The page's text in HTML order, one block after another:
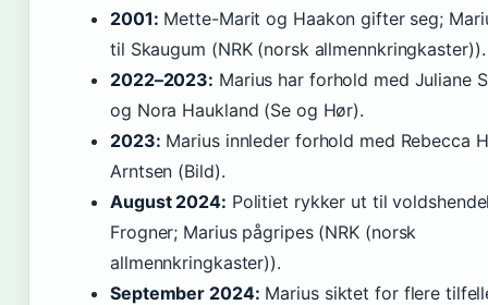
2001: Mette-Marit og Haakon gifter seg;
til Skaugum (NRK (norsk allmennkringkaster)).
2022–2023: Marius har forhold med Juliane
og Nora Haukland (Se og Hør).
2023: Marius innleder forhold med Rebecca
Arntsen (Bild).
August 2024: Politiet rykker ut til
Frogner; Marius pågripes (NRK (norsk
allmennkringkaster)).
September 2024: Marius siktet for flere